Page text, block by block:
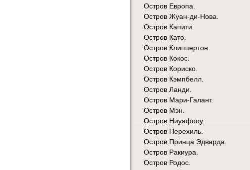
Остров Европа.
Остров Жуан-ди-Нова.
Остров Капити.
Остров Като.
Остров Клиппертон.
Остров Кокос.
Остров Кориско.
Остров Кэмпбелл.
Остров Ланди.
Остров Мари-Галант.
Остров Мэн.
Остров Ниуафооу.
Остров Перехиль.
Остров Принца Эдварда.
Остров Ракиура.
Остров Родос.